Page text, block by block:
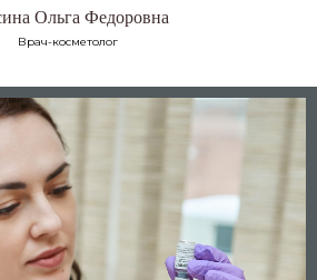
Ольга Федоровна
Врач-косметолог